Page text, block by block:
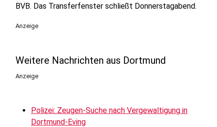
BVB. Das Transferfenster schließt Donnerstagabend.
Anzeige
Weitere Nachrichten aus Dortmund
Anzeige
Polizei: Zeugen-Suche nach Vergewaltigung in
Dortmund-Eving